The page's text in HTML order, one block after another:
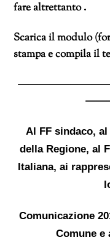
fare altrettanto .
Scarica il modulo
stampa e compila il
Al FF sindaco,
della Regione, al
Italiana, ai
Comunicazione
Comune e